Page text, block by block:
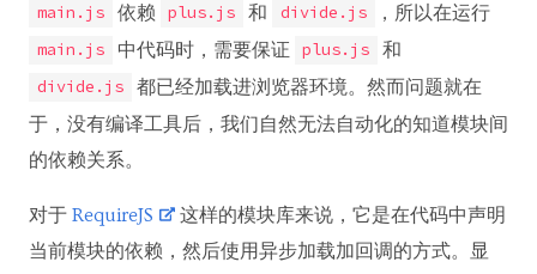
main.js 依赖 plus.js 和 divide.js ，所以在运行
main.js 中代码时，需要保证 plus.js 和
divide.js
都已经加载进浏览器环境。然而问题就在
于，没有编译工具后，我们自然无法自动化的知道模块间
的依赖关系。
对于 RequireJS
这样的模块库来说，它是在代码中声明
当前模块的依赖，然后使用异步加载加回调的方式。显